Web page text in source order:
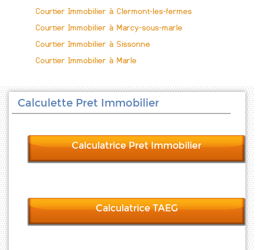
Courtier Immobilier à Clermont-les-fermes
Courtier Immobilier à Marcy-sous-marle
Courtier Immobilier à Sissonne
Courtier Immobilier à Marle
Calculette Pret Immobilier
Calculatrice Pret Immobilier
Calculatrice TAEG